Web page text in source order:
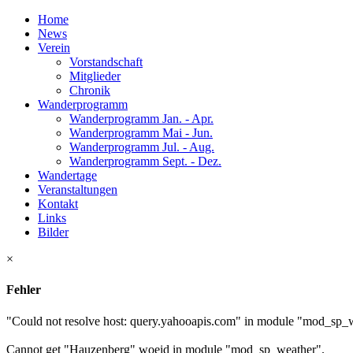
Home
News
Verein
Vorstandschaft
Mitglieder
Chronik
Wanderprogramm
Wanderprogramm Jan. - Apr.
Wanderprogramm Mai - Jun.
Wanderprogramm Jul. - Aug.
Wanderprogramm Sept. - Dez.
Wandertage
Veranstaltungen
Kontakt
Links
Bilder
×
Fehler
"Could not resolve host: query.yahooapis.com" in module
Cannot get "Hauzenberg" woeid in module "mod_sp_weather".